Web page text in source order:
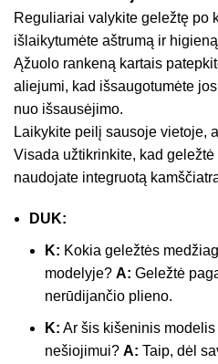
Reguliariai valykite geležtę po
išlaikytumėte aštrumą ir
Ąžuolo rankeną kartais
aliejumi, kad išsaugotumėte
nuo išsausėjimo.
Laikykite peilį sausoje vietoje,
Visada užtikrinkite, kad
naudojate integruotą
DUK:
K: Kokia geležtės
modelyje? A: Geležtė
nerūdijančio plieno.
K: Ar šis kišeninis
nešiojimui? A: Taip, dėl